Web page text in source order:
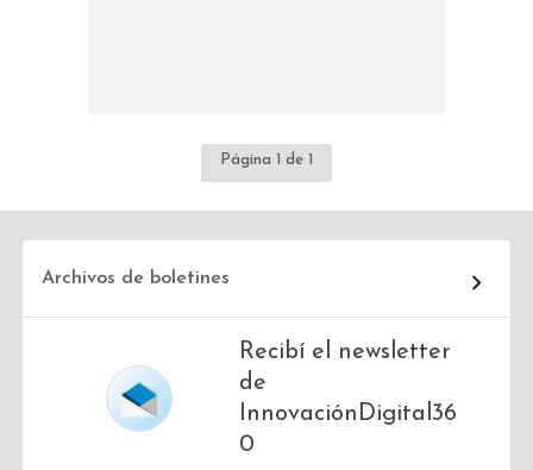
Página 1 de 1
Archivos de boletines
Recibí el newsletter
de
InnovaciónDigital36
0